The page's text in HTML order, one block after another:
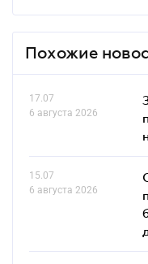
Похожие
17.07
6 августа 2026
15.07
6 августа 2026